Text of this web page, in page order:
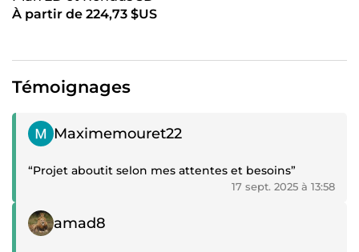
À partir de 224,73 $US
Témoignages
Témoignage positif
Maximemouret22
“Projet aboutit selon mes attentes et besoins”
17 sept. 2025 à 13:58
Témoignage positif
amad8